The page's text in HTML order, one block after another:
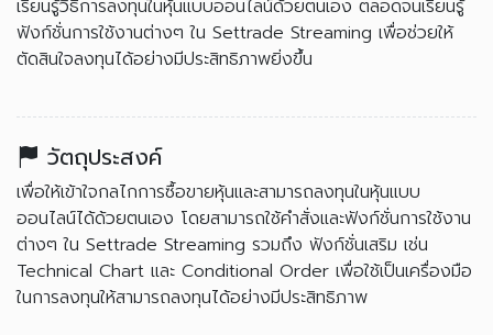
เรียนรู้วิธีการลงทุนในหุ้นแบบออนไลน์ด้วยตนเอง ตลอดจนเรียนรู้
ฟังก์ชั่นการใช้งานต่างๆ ใน Settrade Streaming เพื่อช่วยให้
ตัดสินใจลงทุนได้อย่างมีประสิทธิภาพยิ่งขึ้น
วัตถุประสงค์
เพื่อให้เข้าใจกลไกการซื้อขายหุ้นและสามารถลงทุนในหุ้นแบบ
ออนไลน์ได้ด้วยตนเอง โดยสามารถใช้คำสั่งและฟังก์ชั่นการใช้งาน
ต่างๆ ใน Settrade Streaming รวมถึง ฟังก์ชั่นเสริม เช่น
Technical Chart และ Conditional Order เพื่อใช้เป็นเครื่องมือ
ในการลงทุนให้สามารถลงทุนได้อย่างมีประสิทธิภาพ